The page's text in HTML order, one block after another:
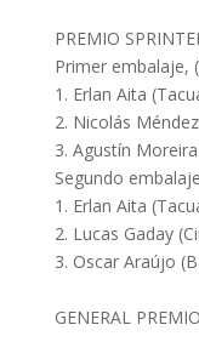
PREMIO
Primer embalaje,
1. Erlan Aita
2. Nicolás
3. Agustín
Segundo
1. Erlan Aita
2. Lucas Gaday
3. Oscar Araújo
GENERAL